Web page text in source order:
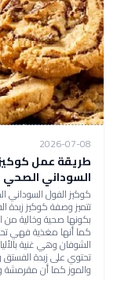
2026-07-08
طريقة عمل
السوداني الصحي
كوكيز الفول السوداني
تتميز وصفة كوكيز زبدة
بكونها صحية وخالية من
كما أنها مغذية فهي
الشوفان وهي غنية
تحتوي على زبدة
والموز كما أن مقرمشة